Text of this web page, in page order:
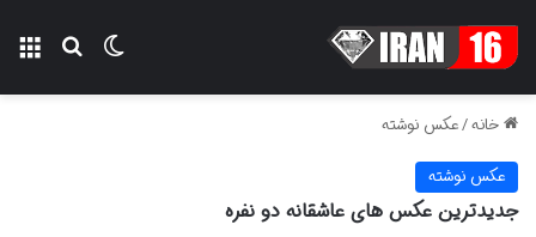
تغییر پوسته
خانه/عکس نوشته
عکس نوشته
جدیدترین عکس های عاشقانه دو نفره